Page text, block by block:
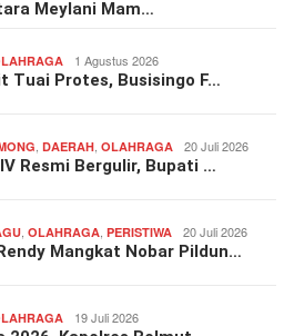
Meylani Mam…
1 Agustus 2026
Tuai Protes, Busisingo F…
DAERAH OLAHRAGA 20 Juli 2026
Resmi Bergulir, Bupati …
OLAHRAGA PERISTIWA 20 Juli 2026
Mangkat Nobar Pildun…
19 Juli 2026